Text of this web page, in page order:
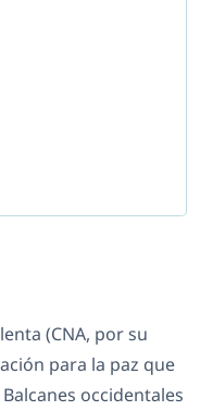
(CNA, por su
para la paz que
occidentales